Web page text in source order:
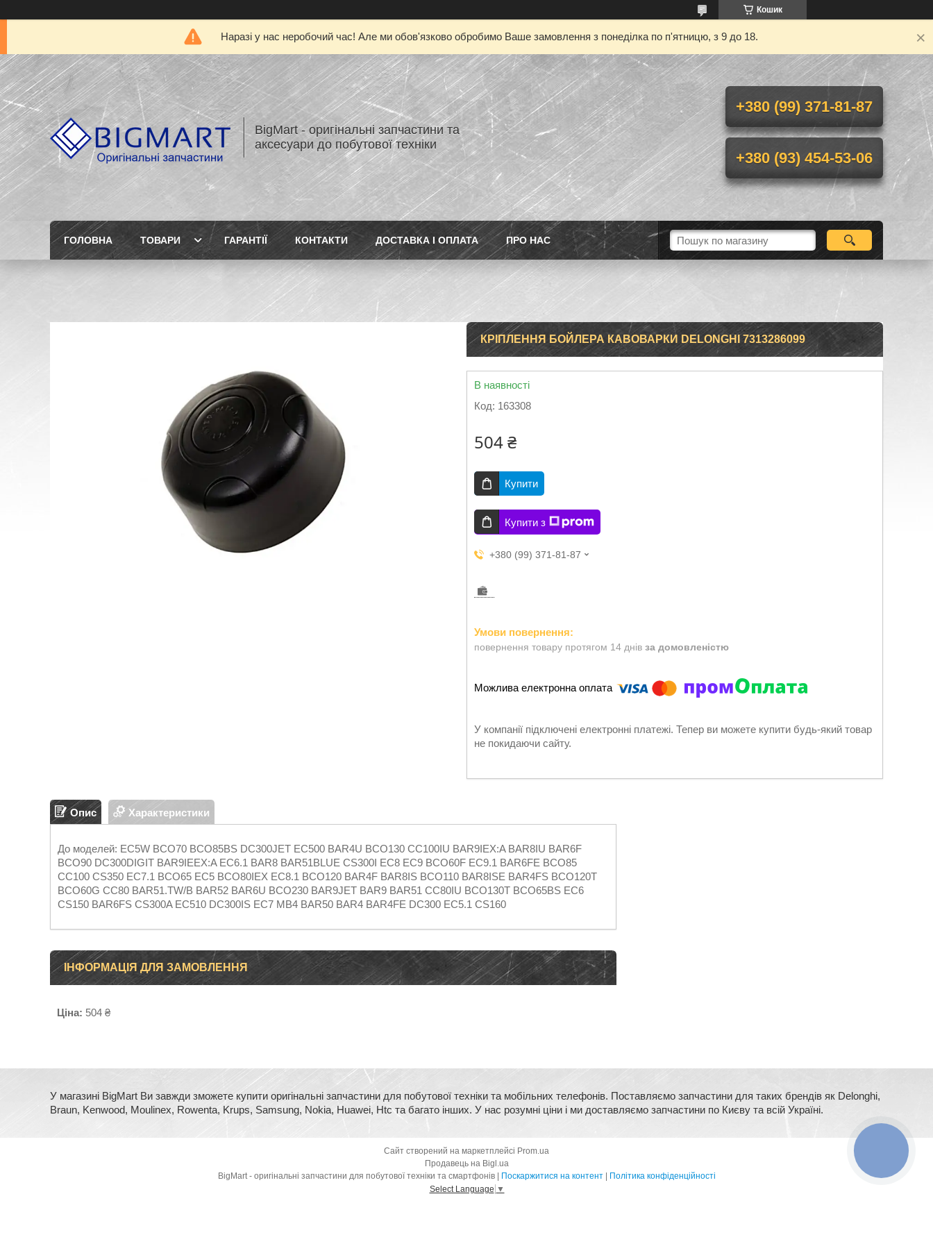
Кошик
Наразі у нас неробочий час! Але ми обов'язково обробимо Ваше замовлення з понеділка по п'ятницю, з 9 до 18.
BigMart - оригінальні запчастини та
аксесуари до побутової техніки
+380 (99) 371-81-87
+380 (93) 454-53-06
ГОЛОВНА ТОВАРИ ГАРАНТІЇ КОНТАКТИ ДОСТАВКА І ОПЛАТА ПРО НАС
КРІПЛЕННЯ БОЙЛЕРА КАВОВАРКИ DELONGHI 7313286099
В наявності
Код: 163308
504 ₴
Купити
Купити з
+380 (99) 371-81-87
повернення товару протягом 14 днів за домовленістю
У компанії підключені електронні платежі. Тепер ви можете купити будь-який товар
не покидаючи сайту.
Опис Характеристики
До моделей: EC5W BCO70 BCO85BS DC300JET EC500 BAR4U BCO130 CC100IU BAR9IEX:A BAR8IU BAR6F
BCO90 DC300DIGIT BAR9IEEX:A EC6.1 BAR8 BAR51BLUE CS300I EC8 EC9 BCO60F EC9.1 BAR6FE BCO85
CC100 CS350 EC7.1 BCO65 EC5 BCO80IEX EC8.1 BCO120 BAR4F BAR8IS BCO110 BAR8ISE BAR4FS BCO120T
BCO60G CC80 BAR51.TW/B BAR52 BAR6U BCO230 BAR9JET BAR9 BAR51 CC80IU BCO130T BCO65BS EC6
CS150 BAR6FS CS300A EC510 DC300IS EC7 MB4 BAR50 BAR4 BAR4FE DC300 EC5.1 CS160
ІНФОРМАЦІЯ ДЛЯ ЗАМОВЛЕННЯ
Ціна: 504 ₴
У магазині BigMart Ви завжди зможете купити оригінальні запчастини для побутової техніки та мобільних телефонів. Поставляємо запчастини для таких брендів як Delonghi,
Braun, Kenwood, Moulinex, Rowenta, Krups, Samsung, Nokia, Huawei, Htc та багато інших. У нас розумні ціни і ми доставляємо запчастини по Києву та всій Україні.
Сайт створений на маркетплейсі Prom.ua
Продавець на Bigl.ua
Поскаржитися на контент
Політика конфіденційності
Select Language ▼